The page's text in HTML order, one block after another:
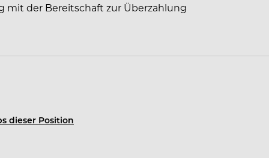
mit der Bereitschaft zur Überzahlung
dieser Position